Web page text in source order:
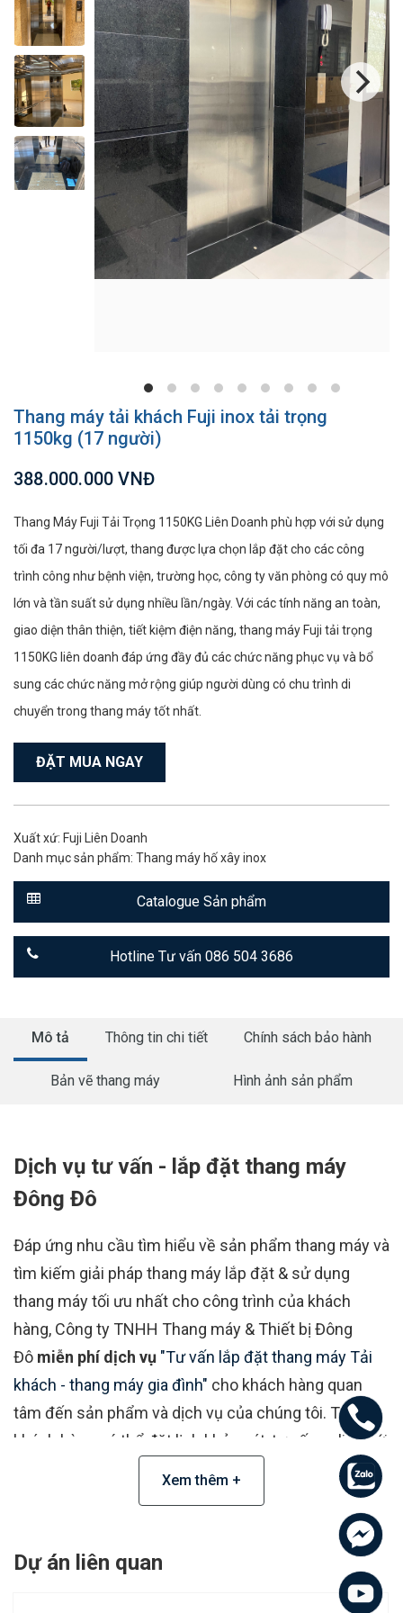
Thang máy tải khách Fuji inox tải trọng
1150kg (17 người)
388.000.000 VNĐ
Thang Máy Fuji Tải Trọng 1150KG Liên Doanh phù hợp với sử dụng
tối đa 17 người/lượt, thang được lựa chọn lắp đặt cho các công
trình công như bệnh viện, trường học, công ty văn phòng có quy mô
lớn và tần suất sử dụng nhiều lần/ngày. Với các tính năng an toàn,
giao diện thân thiện, tiết kiệm điện năng, thang máy Fuji tải trọng
1150KG liên doanh đáp ứng đầy đủ các chức năng phục vụ và bổ
sung các chức năng mở rộng giúp người dùng có chu trình di
chuyển trong thang máy tốt nhất.
ĐẶT MUA NGAY
Xuất xứ: Fuji Liên Doanh
Danh mục sản phẩm: Thang máy hố xây inox
Catalogue Sản phẩm
Hotline Tư vấn 086 504 3686
Mô tả Thông tin chi tiết Chính sách bảo hành
Bản vẽ thang máy Hình ảnh sản phẩm
Dịch vụ tư vấn - lắp đặt thang máy
Đông Đô
Đáp ứng nhu cầu tìm hiểu về sản phẩm thang máy và
tìm kiếm giải pháp thang máy lắp đặt & sử dụng
thang máy tối ưu nhất cho công trình của khách
hàng, Công ty TNHH Thang máy & Thiết bị Đông
Đô miễn phí dịch vụ "Tư vấn lắp đặt thang máy Tải
khách - thang máy gia đình" cho khách hàng quan
tâm đến sản phẩm và dịch vụ của chúng tôi. Tại đây
khách hàng có thể đặt lịch khảo sát, tư vấn online với
chuyên viên tư vấn và kỹ sư Thang máy Đông Đô về
công trình của mình. Lựa chọn sản phẩm theo mức
giá và mẫu mã yêu thích, đồng thời để lại những câu
hỏi mà quý khách đang gặp phải, hotline
086 504
3686
của chúng tôi luôn sẵn sàng hỗ trợ quý khách
Xem thêm +
Dự án liên quan